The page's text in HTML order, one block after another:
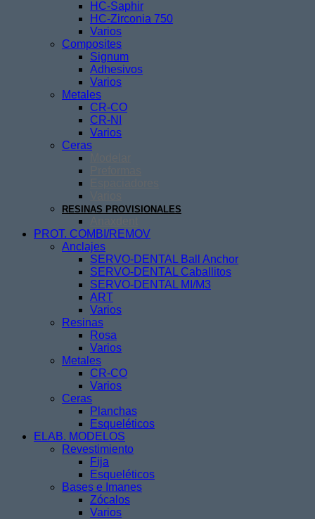
HC-Saphir
HC-Zirconia 750
Varios
Composites
Signum
Adhesivos
Varios
Metales
CR-CO
CR-NI
Varios
Ceras
RESINAS PROVISIONALES
PROT. COMBI/REMOV
Anclajes
SERVO-DENTAL Ball Anchor
SERVO-DENTAL Caballitos
SERVO-DENTAL MI/M3
ART
Varios
Resinas
Rosa
Varios
Metales
CR-CO
Varios
Ceras
Planchas
Esqueléticos
ELAB. MODELOS
Revestimiento
Fija
Esqueléticos
Bases e Imanes
Zócalos
Varios